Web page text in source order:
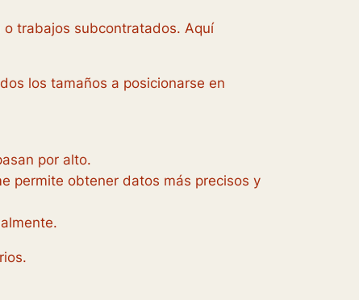
o trabajos subcontratados. Aquí
los tamaños a posicionarse en
por alto.
permite obtener datos más precisos y